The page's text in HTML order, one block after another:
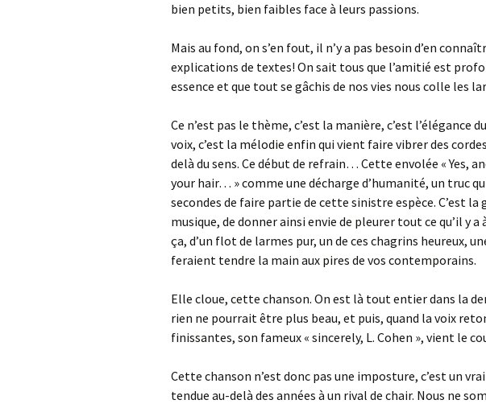
bien petits, bien faibles face à leurs passions.
Mais au fond, on s’en fout, il n’y a pas besoin d’en
explications de textes! On sait tous que l’amitié est
essence et que tout se gâchis de nos vies nous colle les
Ce n’est pas le thème, c’est la manière, c’est l’élégance
voix, c’est la mélodie enfin qui vient faire vibrer des
delà du sens. Ce début de refrain… Cette envolée « Yes,
your hair… » comme une décharge d’humanité, un truc
secondes de faire partie de cette sinistre espèce. C’est la
musique, de donner ainsi envie de pleurer tout ce qu’il y
ça, d’un flot de larmes pur, un de ces chagrins heureux,
feraient tendre la main aux pires de vos contemporains.
Elle cloue, cette chanson. On est là tout entier dans la
rien ne pourrait être plus beau, et puis, quand la voix
finissantes, son fameux « sincerely, L. Cohen », vient le
Cette chanson n’est donc pas une imposture, c’est un
tendue au-delà des années à un rival de chair. Nous ne